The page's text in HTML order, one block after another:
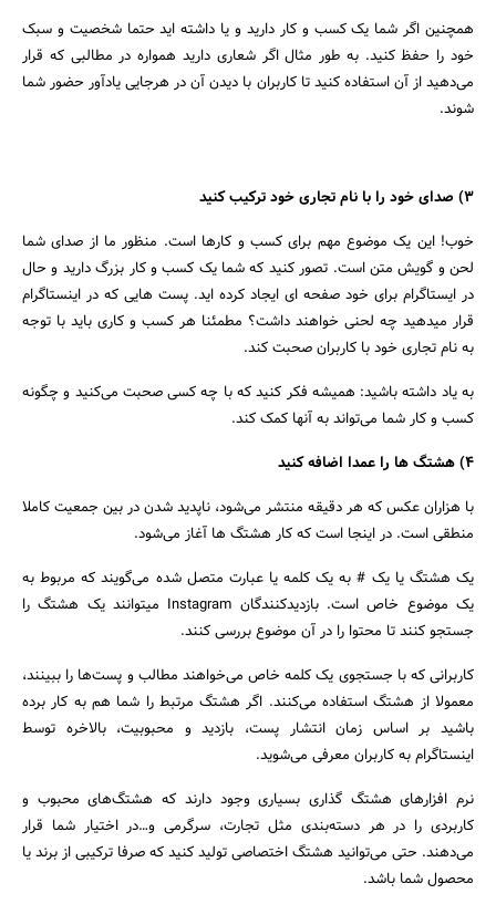
همچنین اگر شما یک کسب و کار دارید و یا داشته اید حتما شخصیت و سبک
خود را حفظ کنید. به طور مثال اگر شعاری دارید همواره در مطالبی که قرار
می‌دهید از آن استفاده کنید تا کاربران با دیدن آن در هرجایی یادآور حضور شما
شوند.
۳) صدای خود را با نام تجاری خود ترکیب کنید
خوب! این یک موضوع مهم برای کسب و کارها است. منظور ما از صدای شما
لحن و گویش متن است. تصور کنید که شما یک کسب و کار بزرگ دارید و حال
در ایستاگرام برای خود صفحه ای ایجاد کرده اید. پست هایی که در اینستاگرام
قرار میدهید چه لحنی خواهند داشت؟ مطمئنا هر کسب و کاری باید با توجه
به نام تجاری خود با کاربران صحبت کند.
به یاد داشته باشید: همیشه فکر کنید که با چه کسی صحبت می‌کنید و چگونه
کسب و کار شما می‌تواند به آنها کمک کند.
۴) هشتگ ها را عمدا اضافه کنید
با هزاران عکس که هر دقیقه منتشر می‌شود، ناپدید شدن در بین جمعیت کاملا
منطقی است. در اینجا است که کار هشتگ ها آغاز می‌شود.
یک هشتگ یا یک # به یک کلمه یا عبارت متصل شده می‌گویند که مربوط به
یک موضوع خاص است. بازدیدکنندگان Instagram میتوانند یک هشتگ را
جستجو کنند تا محتوا را در آن موضوع بررسی کنند.
کاربرانی که با جستجوی یک کلمه خاص می‌خواهند مطالب و پست‌ها را ببینند،
معمولا از هشتگ استفاده می‌کنند. اگر هشتگ مرتبط را شما هم به کار برده
باشید بر اساس زمان انتشار پست‌، بازدید و محبوبیت، بالاخره توسط
اینستاگرام به کاربران معرفی می‌شوید.
نرم افزار‌های هشتگ گذاری بسیاری وجود دارند که هشتگ‌های محبوب و
کاربردی را در هر دسته‌بندی مثل تجارت، سرگرمی و…در اختیار شما قرار
می‌دهند. حتی می‌توانید هشتگ اختصاصی تولید کنید که صرفا ترکیبی از برند یا
محصول شما باشد.